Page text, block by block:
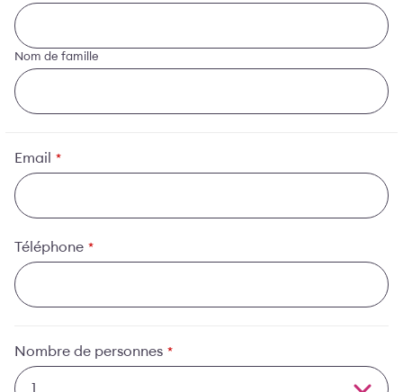
Nom de famille
Email *
Téléphone *
Nombre de personnes *